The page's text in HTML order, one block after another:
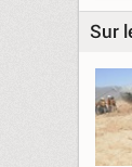
Sur